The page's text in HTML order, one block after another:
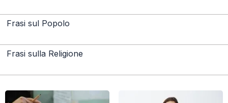
Frasi sul Popolo
Frasi sulla Religione